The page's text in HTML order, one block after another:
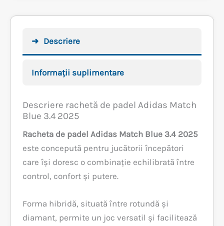
Descriere
Informații suplimentare
Descriere rachetă de padel Adidas Match
Blue 3.4 2025
Racheta de padel Adidas Match Blue 3.4 2025
este concepută pentru jucătorii începători
care își doresc o combinație echilibrată între
control, confort și putere.
Forma hibridă, situată între rotundă și
diamant, permite un joc versatil și facilitează